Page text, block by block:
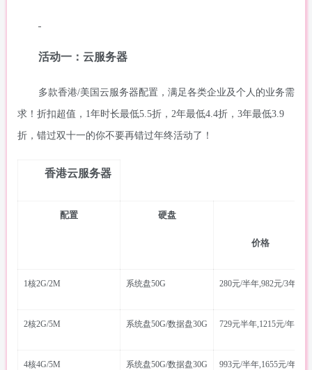
活动一：云服务器
多款香港/美国云服务器配置，满足各类企业及个人的业务需
求！折扣超值，1年时长最低5 .5折， 2年最低4 .4折， 3年最低3. 9
折， 错过双十一的你不要再错过年终活动了 ！
香港云服务器
配置 硬盘
价格
1核2G/2M 系统盘50G 280元/半年,982元/3年
2核2G/5M 系统盘50G/数据盘30G 729元半年,1215元/年
4核4G/5M 系统盘50G/数据盘30G 993元/半年,1655元/年